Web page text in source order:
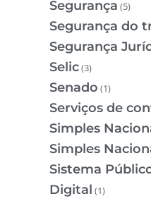
Segurança (5)
Segurança do
Segurança
Selic(3)
Senado (1)
Serviços de
Simples
Simples
Sistema
Digital (1)